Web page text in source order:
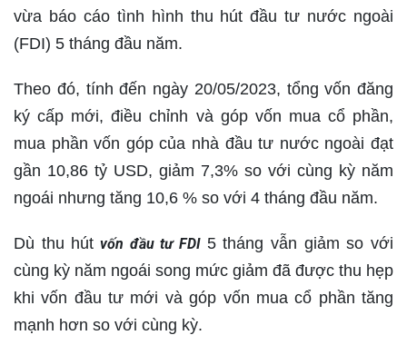
vừa báo cáo tình hình thu hút đầu tư nước ngoài
(FDI) 5 tháng đầu năm.
Theo đó, tính đến ngày 20/05/2023, tổng vốn đăng
ký cấp mới, điều chỉnh và góp vốn mua cổ phần,
mua phần vốn góp của nhà đầu tư nước ngoài đạt
gần 10,86 tỷ USD, giảm 7,3% so với cùng kỳ năm
ngoái nhưng tăng 10,6 % so với 4 tháng đầu năm.
Dù thu hút vốn đầu tư FDI 5 tháng vẫn giảm so với
cùng kỳ năm ngoái song mức giảm đã được thu hẹp
khi vốn đầu tư mới và góp vốn mua cổ phần tăng
mạnh hơn so với cùng kỳ.